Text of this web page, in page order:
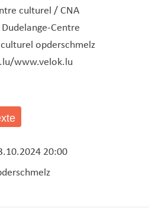
culturel / CNA
Centre
culturel opderschmelz
/www.velok.lu
20:00